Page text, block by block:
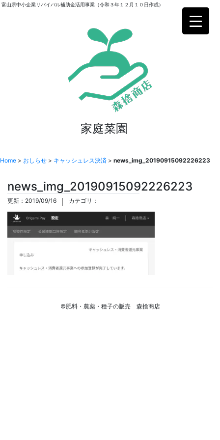
富山県中小企業リバイバル補助金活用事業（令和３年１２月１０日作成）
家庭菜園
Home > おしらせ > キャッシュレス決済 > news_img_20190915092226223
news_img_20190915092226223
更新：2019/09/16 カテゴリ：
©肥料・農薬・種子の販売 森捨商店